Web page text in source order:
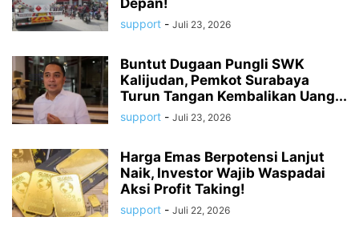
support - Juli 23, 2026
Buntut Dugaan Pungli SWK
Kalijudan, Pemkot Surabaya
Turun Tangan Kembalikan Uang...
support - Juli 23, 2026
Harga Emas Berpotensi Lanjut
Naik, Investor Wajib Waspadai
Aksi Profit Taking!
support - Juli 22, 2026